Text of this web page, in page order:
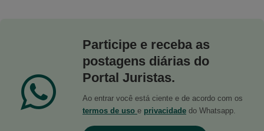
Participe e receba as
postagens diárias do
Portal Juristas.
Ao entrar você está ciente e de acordo com os
termos de uso e privacidade do Whatsapp.